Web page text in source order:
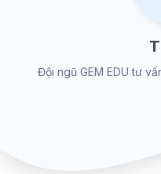
Đội ngũ GEM EDU tư